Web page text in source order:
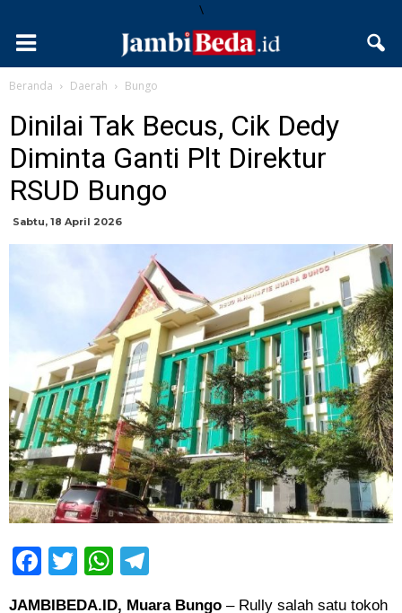
\
Beranda Daerah Bungo
Dinilai Tak Becus, Cik Dedy
Diminta Ganti Plt Direktur
RSUD Bungo
Sabtu, 18 April 2026
Facebook
TwitterWhatsApp
JAMBIBEDA.ID, Muara Bungo – Rully salah satu tokoh